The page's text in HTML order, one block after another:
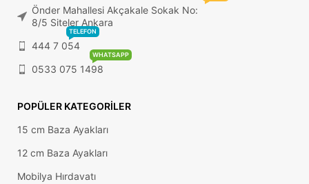
Önder Mahallesi Akçakale Sokak No:
8/5 Siteler Ankara
444 7 054
TELEFON
0533 075 1498
WHATSAPP
POPÜLER KATEGORILER
15 cm Baza Ayakları
12 cm Baza Ayakları
Mobilya Hırdavatı